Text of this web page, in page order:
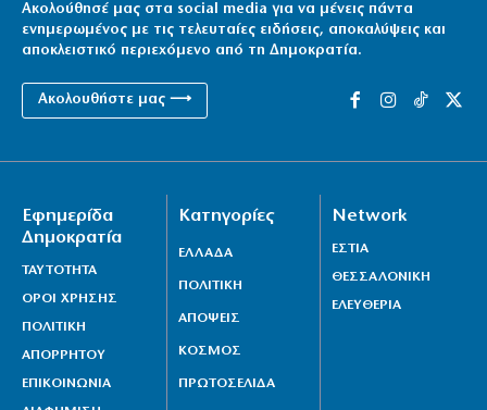
Ακολούθησέ μας στα social media για να μένεις πάντα
ενημερωμένος με τις τελευταίες ειδήσεις, αποκαλύψεις και
αποκλειστικό περιεχόμενο από τη Δημοκρατία.
Ακολουθήστε μας ⟶
Εφημερίδα
Δημοκρατία
ΤΑΥΤΟΤΗΤΑ
ΟΡΟΙ ΧΡΗΣΗΣ
ΠΟΛΙΤΙΚΗ
ΑΠΟΡΡΗΤΟΥ
ΕΠΙΚΟΙΝΩΝΙΑ
Κατηγορίες
ΕΛΛΑΔΑ
ΠΟΛΙΤΙΚΗ
ΑΠΟΨΕΙΣ
ΚΟΣΜΟΣ
ΠΡΩΤΟΣΕΛΙΔΑ
Network
ΕΣΤΙΑ
ΘΕΣΣΑΛΟΝΙΚΗ
ΕΛΕΥΘΕΡΙΑ